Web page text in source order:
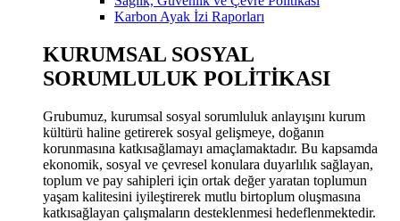
Karbon Ayak İzi Raporları
KURUMSAL SOSYAL
SORUMLULUK POLİTİKASI
Grubumuz, kurumsal sosyal sorumluluk anlayışını kurum
kültürü haline getirerek sosyal gelişmeye, doğanın
korunmasına katkısağlamayı amaçlamaktadır. Bu kapsamda
ekonomik, sosyal ve çevresel konulara duyarlılık sağlayan,
toplum ve pay sahipleri için ortak değer yaratan toplumun
yaşam kalitesini iyileştirerek mutlu birtoplum oluşmasına
katkısağlayan çalışmaların desteklenmesi hedeflenmektedir.